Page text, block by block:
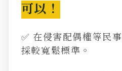
可以！
✅ 在侵害配偶權等民
採較寬鬆標準。